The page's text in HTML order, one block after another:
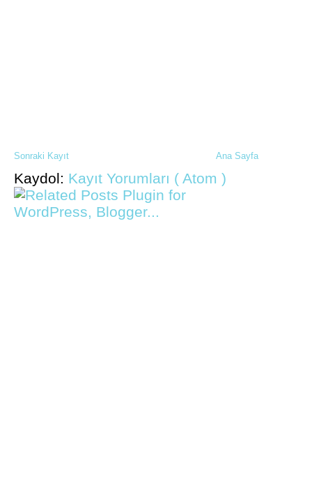
Sonraki Kayıt Ana Sayfa
Kaydol: Kayıt Yorumları ( Atom )